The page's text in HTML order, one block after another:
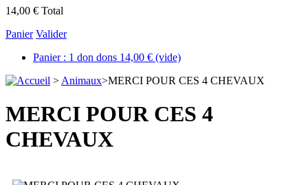
14,00 € Total
Panier Valider
Panier : 1 don dons 14,00 € (vide)
> Animaux>MERCI POUR CES 4 CHEVAUX
MERCI POUR CES 4
CHEVAUX